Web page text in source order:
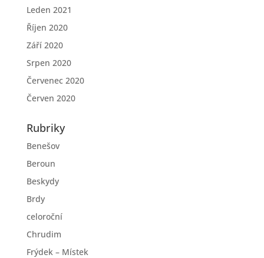
Leden 2021
Říjen 2020
Září 2020
Srpen 2020
Červenec 2020
Červen 2020
Rubriky
Benešov
Beroun
Beskydy
Brdy
celoroční
Chrudim
Frýdek – Místek